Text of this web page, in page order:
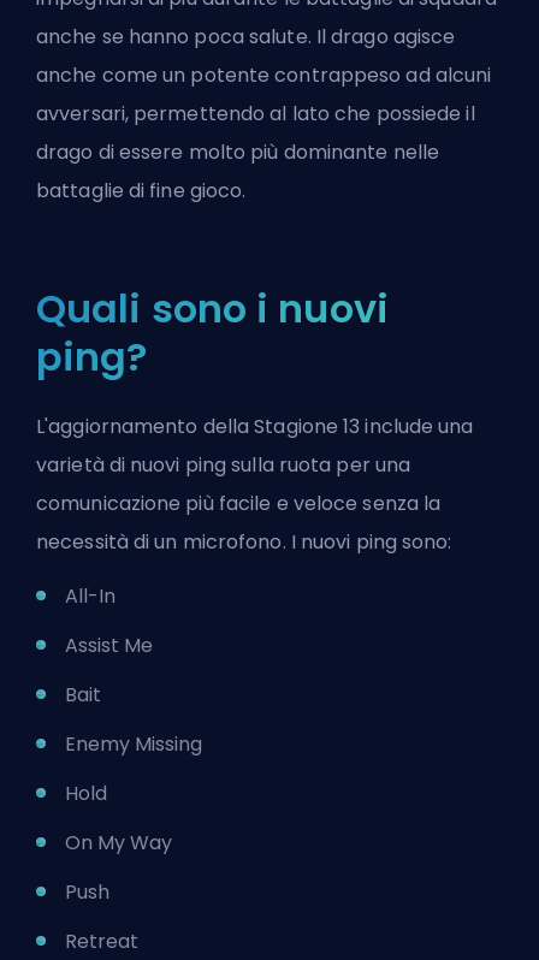
anche se hanno poca salute. Il drago agisce
anche come un potente contrappeso ad alcuni
avversari, permettendo al lato che possiede il
drago di essere molto più dominante nelle
battaglie di fine gioco.
Quali sono i nuovi
ping?
L'aggiornamento della Stagione 13 include una
varietà di nuovi ping sulla ruota per una
comunicazione più facile e veloce senza la
necessità di un microfono. I nuovi ping sono:
All-In
Assist Me
Bait
Enemy Missing
Hold
On My Way
Push
Retreat